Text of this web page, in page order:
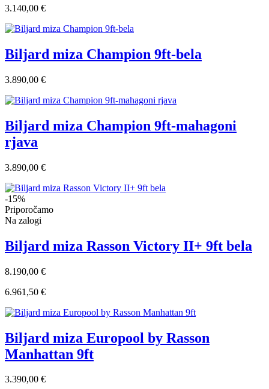
3.140,00 €
Biljard miza Champion 9ft-bela
3.890,00 €
Biljard miza Champion 9ft-mahagoni
rjava
3.890,00 €
-15%
Priporočamo
Na zalogi
Biljard miza Rasson Victory II+ 9ft bela
8.190,00 €
6.961,50 €
Biljard miza Europool by Rasson
Manhattan 9ft
3.390,00 €